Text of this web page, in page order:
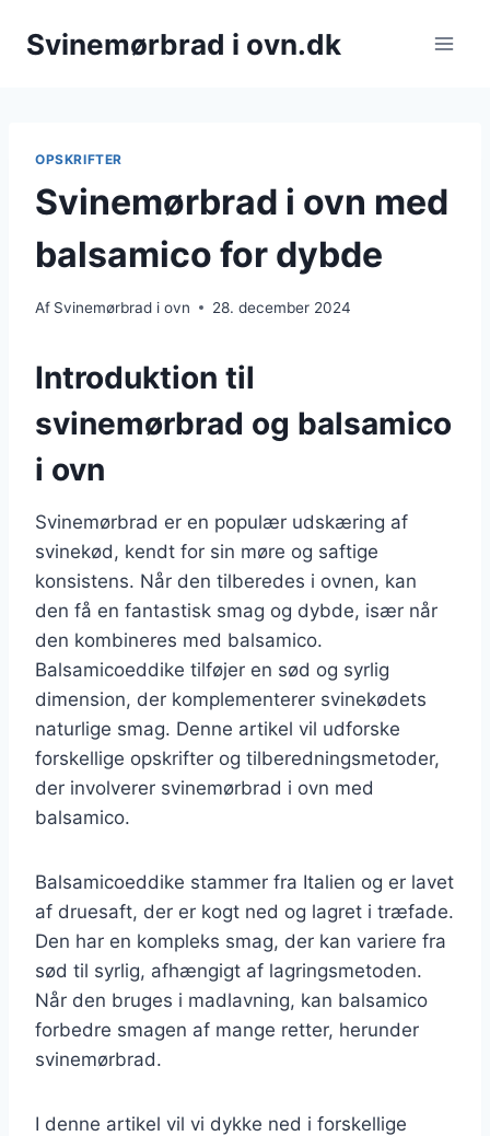
Svinemørbrad i ovn.dk
OPSKRIFTER
Svinemørbrad i ovn med
balsamico for dybde
Af Svinemørbrad i ovn 28. december 2024
Introduktion til
svinemørbrad og balsamico
i ovn
Svinemørbrad er en populær udskæring af
svinekød, kendt for sin møre og saftige
konsistens. Når den tilberedes i ovnen, kan
den få en fantastisk smag og dybde, især når
den kombineres med balsamico.
Balsamicoeddike tilføjer en sød og syrlig
dimension, der komplementerer svinekødets
naturlige smag. Denne artikel vil udforske
forskellige opskrifter og tilberedningsmetoder,
der involverer svinemørbrad i ovn med
balsamico.
Balsamicoeddike stammer fra Italien og er lavet
af druesaft, der er kogt ned og lagret i træfade.
Den har en kompleks smag, der kan variere fra
sød til syrlig, afhængigt af lagringsmetoden.
Når den bruges i madlavning, kan balsamico
forbedre smagen af mange retter, herunder
svinemørbrad.
I denne artikel vil vi dykke ned i forskellige